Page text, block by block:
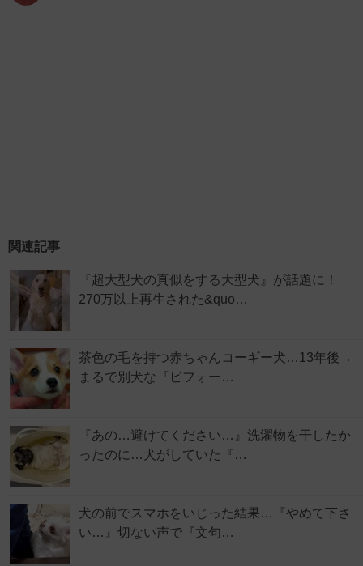
関連記事
『超大型犬の真似をする大型犬』が話題に！
270万以上再生された&quo…
茶色の毛を持つ赤ちゃんコーギー犬…13年後→
まるで別犬な『ビフォー…
『あの…避けてください…』洗濯物を干したか
ったのに…犬がしていた『…
犬の前でスマホをいじった結果…『やめて下さ
い…』切ない声で『文句…